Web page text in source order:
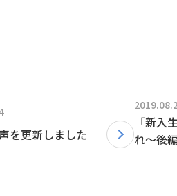
を更新しました
「新入
れ〜後